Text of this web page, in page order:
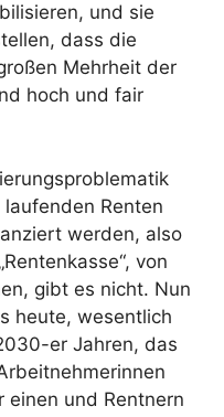
und sie
dass die
Mehrheit der
hoch und fair
Renten
werden, also
von
gibt es nicht. Nun
heute, wesentlich
er Jahren, das
und Rentnern